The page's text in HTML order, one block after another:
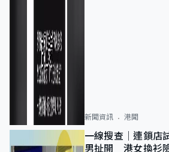
新聞資訊 港聞
一線搜查｜連鎖店
男扯開 港女換衫